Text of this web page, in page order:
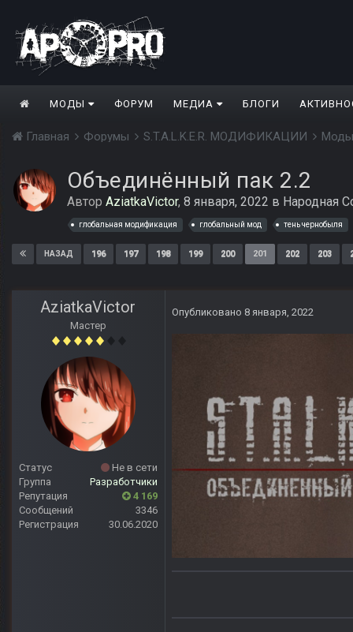
МОДЫ ФОРУМ МЕДИА БЛОГИ
Главная Форумы S.T.A.L.K.E.R. МОДИФИКАЦИИ
Объединённый пак 2.2
Автор AziatkaVictor, 8 января, 2022 в Народная
глобальная модификация глобальный мод тень чернобыля
НАЗАД 196 197 198 199 200 201 202 203
AziatkaVictor
Мастер
Статус
Не в сети
Группа
Разработчики
Репутация
4 169
Сообщений
3346
Регистрация
30.06.2020
Опубликовано 8 января, 2022